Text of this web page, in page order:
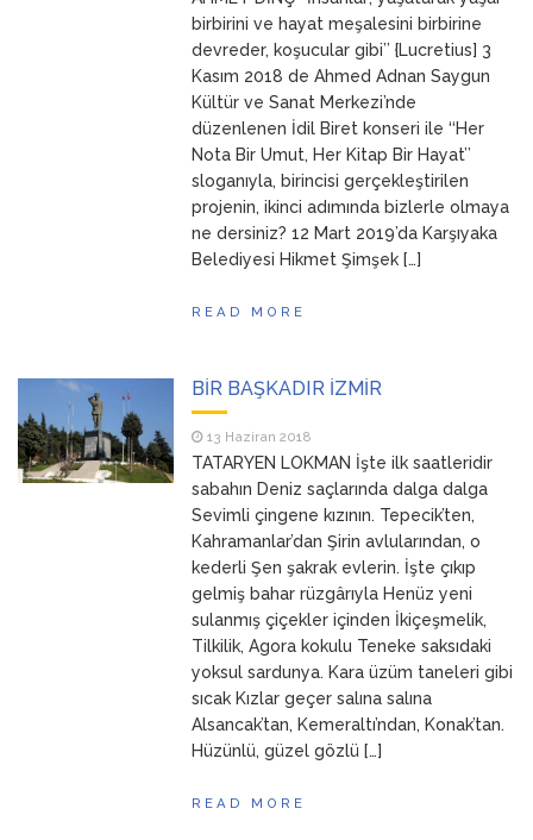
ANNEMbirbirini ve hayat meşalesini birbirine
devreder, koşucular gibi’’ {Lucretius] 3
Kasım 2018 de Ahmed Adnan Saygun
Kültür ve Sanat Merkezi’nde
düzenlenen İdil Biret konseri ile ‘‘Her
Nota Bir Umut, Her Kitap Bir Hayat’’
sloganıyla, birincisi gerçekleştirilen
projenin, ikinci adımında bizlerle olmaya
ne dersiniz? 12 Mart 2019’da Karşıyaka
Belediyesi Hikmet Şimşek […]
READ MORE
BİR BAŞKADIR İZMİR
13 Haziran 2018
TATARYEN LOKMAN İşte ilk saatleridir
sabahın Deniz saçlarında dalga dalga
Sevimli çingene kızının. Tepecik’ten,
Kahramanlar’dan Şirin avlularından, o
kederli Şen şakrak evlerin. İşte çıkıp
gelmiş bahar rüzgârıyla Henüz yeni
sulanmış çiçekler içinden İkiçeşmelik,
Tilkilik, Agora kokulu Teneke saksıdaki
yoksul sardunya. Kara üzüm taneleri gibi
sıcak Kızlar geçer salına salına
Alsancak’tan, Kemeraltı’ndan, Konak’tan.
Hüzünlü, güzel gözlü […]
READ MORE